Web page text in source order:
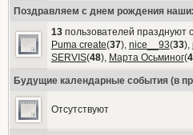
Поздравляем с днем рождения
13пользователей празднуют
Puma create(37), nice__93(33),
SERVIS(48), Марта Осьминог(
Будущие календарные события (в
Отсутствуют